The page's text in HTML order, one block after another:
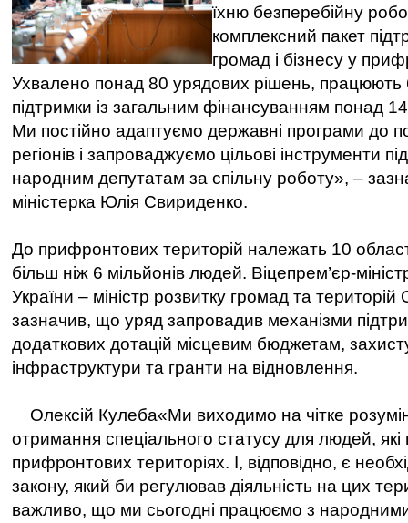
їхню безперебійну
комплексний пакет
громад і бізнесу у
Ухвалено понад 80 урядових рішень, працюють
підтримки із загальним фінансуванням понад
Ми постійно адаптуємо державні програми до
регіонів і запроваджуємо цільові інструменти
народним депутатам за спільну роботу», –
міністерка Юлія Свириденко.
До прифронтових територій належать 10
більш ніж 6 мільйонів людей. Віцепрем’єр-
України – міністр розвитку громад та територій
зазначив, що уряд запровадив механізми
додаткових дотацій місцевим бюджетам,
інфраструктури та гранти на відновлення.
Олексій Кулеба«Ми виходимо на чітке
отримання спеціального статусу для людей,
прифронтових територіях. І, відповідно, є
закону, який би регулював діяльність на цих
важливо, що ми сьогодні працюємо з